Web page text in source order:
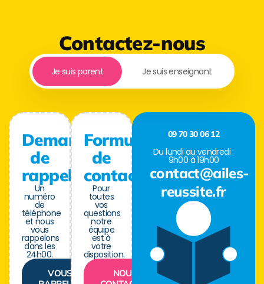
Contactez-nous
Je suis parent Je suis enseignant
Demande
de
rappel
Un
numéro
de
téléphone
et nous
vous
rappelons
dans les
24h00.
VOUS
Formulaire
de
contact
Pour
toutes
vos
questions
notre
équipe
est à
votre
disposition.
NOUS
09 70 30 06 12
Du lundi au vendredi :
9h00 à 19h00
contact@ailes-
reussite.fr